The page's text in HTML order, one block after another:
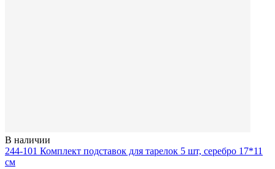
В наличии
244-101 Комплект подставок для тарелок 5 шт, серебро 17*11
см